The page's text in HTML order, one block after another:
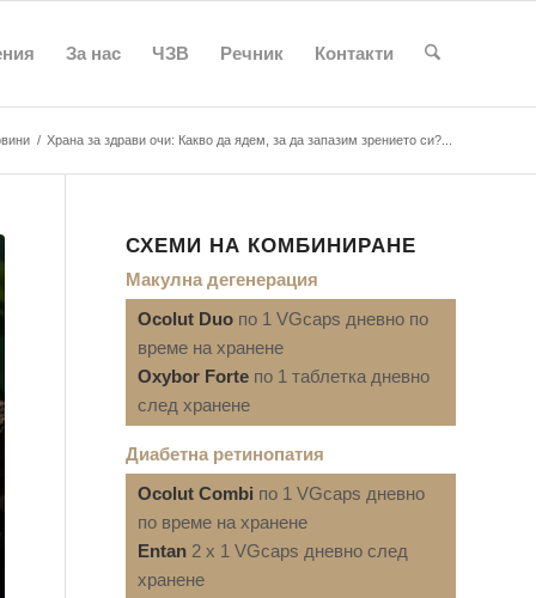
За нас ЧЗВ Речник Контакти
/ Храна за здрави очи: Какво да ядем, за да запазим зрението си?...
СХЕМИ НА КОМБИНИРАНЕ
Макулна дегенерация
Ocolut Duo по 1 VGcaps дневно по
време на хранене
Oxybor Forte по 1 таблетка дневно
след хранене
Диабетна ретинопатия
Ocolut Combi по 1 VGcaps дневно
по време на хранене
Entan 2 x 1 VGcaps дневно след
хранене